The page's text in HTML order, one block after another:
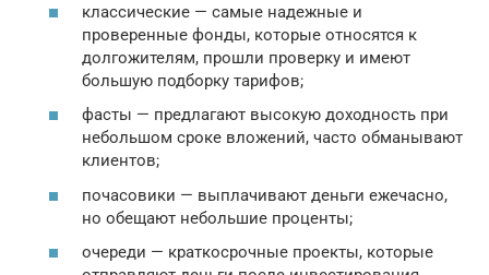
классические — самые надежные и
проверенные фонды, которые относятся к
долгожителям, прошли проверку и имеют
большую подборку тарифов;
фасты — предлагают высокую доходность при
небольшом сроке вложений, часто обманывают
клиентов;
почасовики — выплачивают деньги ежечасно,
но обещают небольшие проценты;
очереди — краткосрочные проекты, которые